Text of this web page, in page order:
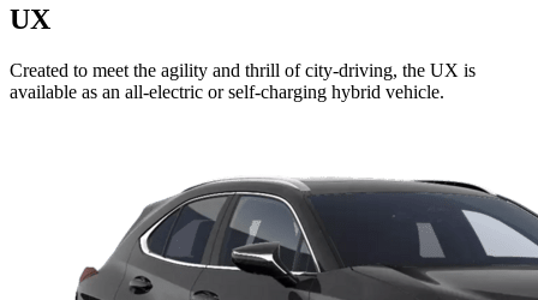
UX
Created to meet the agility and thrill of city-driving, the UX is
available as an all-electric or self-charging hybrid vehicle.